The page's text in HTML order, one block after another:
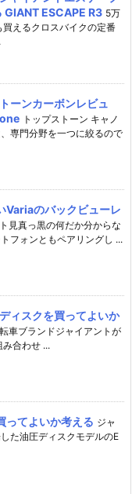
GIANT ESCAPE R3 5万
えるクロスバイクの定番
ーンカーボンレビュ
トップストーン キャノ
専門分野を一つに絞るので
Variaのバックビューレ
見真っ黒の何だか分からな
フォンともペアリングし ...
ィスクを買ってよいか
車ブランドジャイアントが
合わせ ...
ってよいか考える ジャ
た油圧ディスクモデルのE